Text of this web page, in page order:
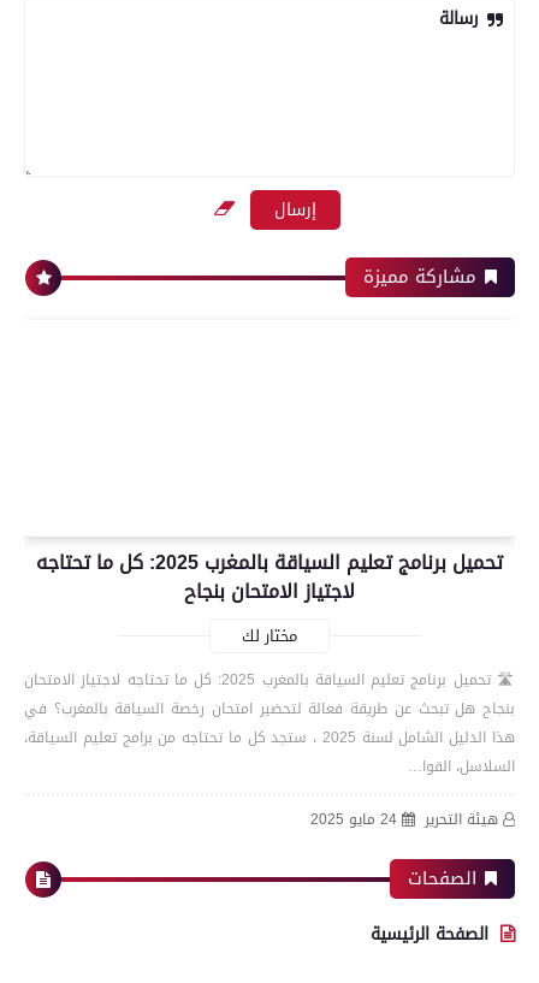
رسالة
مشاركة مميزة
تحميل برنامج تعليم السياقة بالمغرب 2025: كل ما تحتاجه
لاجتياز الامتحان بنجاح
مختار لك
🛣️ تحميل برنامج تعليم السياقة بالمغرب 2025: كل ما تحتاجه لاجتياز الامتحان
بنجاح هل تبحث عن طريقة فعالة لتحضير امتحان رخصة السياقة بالمغرب؟ في
هذا الدليل الشامل لسنة 2025 ، ستجد كل ما تحتاجه من برامج تعليم السياقة،
السلاسل، القوا…
هيئة التحرير
24 مايو 2025
الصفحات
الصفحة الرئيسية